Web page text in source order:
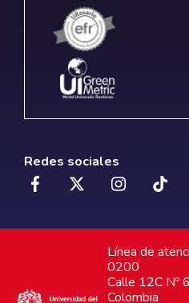
Redes sociales
Línea de
0200
Calle 12C Nº
Colombia